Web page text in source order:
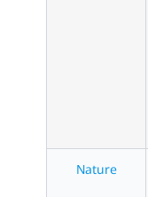
Nature